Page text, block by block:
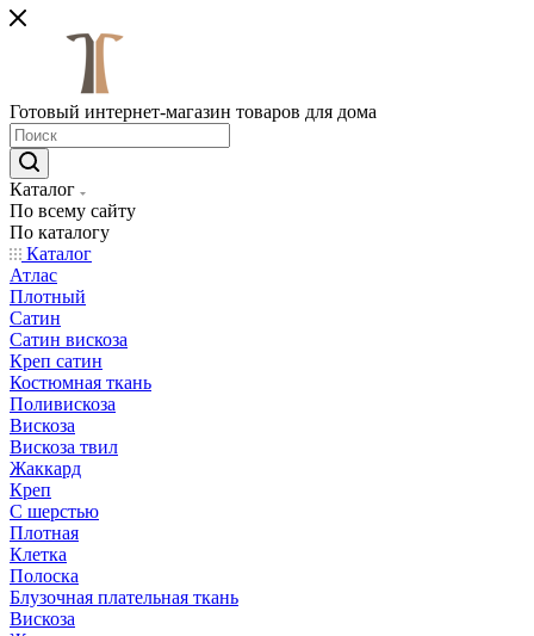
Готовый интернет-магазин товаров для дома
Каталог
По всему сайту
По каталогу
Каталог
Атлас
Плотный
Сатин
Сатин вискоза
Креп сатин
Костюмная ткань
Поливискоза
Вискоза
Вискоза твил
Жаккард
Креп
С шерстью
Плотная
Клетка
Полоска
Блузочная плательная ткань
Вискоза